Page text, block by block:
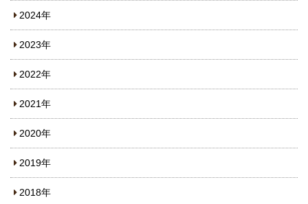
2024年
2023年
2022年
2021年
2020年
2019年
2018年